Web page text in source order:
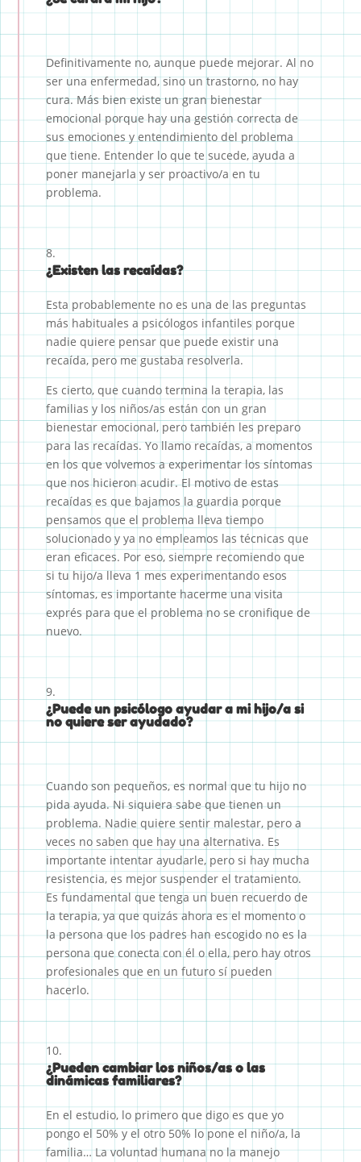
Definitivamente no, aunque puede mejorar. Al no
ser una enfermedad, sino un trastorno, no hay
cura. Más bien existe un gran bienestar
emocional porque hay una gestión correcta de
sus emociones y entendimiento del problema
que tiene. Entender lo que te sucede, ayuda a
poner manejarla y ser proactivo/a en tu
problema.
¿Existen las recaídas?
Esta probablemente no es una de las preguntas
más habituales a psicólogos infantiles porque
nadie quiere pensar que puede existir una
recaída, pero me gustaba resolverla.
Es cierto, que cuando termina la terapia, las
familias y los niños/as están con un gran
bienestar emocional, pero también les preparo
para las recaídas. Yo llamo recaídas, a momentos
en los que volvemos a experimentar los síntomas
que nos hicieron acudir. El motivo de estas
recaídas es que bajamos la guardia porque
pensamos que el problema lleva tiempo
solucionado y ya no empleamos las técnicas que
eran eficaces. Por eso, siempre recomiendo que
si tu hijo/a lleva 1 mes experimentando esos
síntomas, es importante hacerme una visita
exprés para que el problema no se cronifique de
nuevo.
¿Puede un psicólogo ayudar a mi hijo/a si
no quiere ser ayudado?
Cuando son pequeños, es normal que tu hijo no
pida ayuda. Ni siquiera sabe que tienen un
problema. Nadie quiere sentir malestar, pero a
veces no saben que hay una alternativa. Es
importante intentar ayudarle, pero si hay mucha
resistencia, es mejor suspender el tratamiento.
Es fundamental que tenga un buen recuerdo de
la terapia, ya que quizás ahora es el momento o
la persona que los padres han escogido no es la
persona que conecta con él o ella, pero hay otros
profesionales que en un futuro sí pueden
hacerlo.
¿Pueden cambiar los niños/as o las
dinámicas familiares?
En el estudio, lo primero que digo es que yo
pongo el 50% y el otro 50% lo pone el niño/a, la
familia… La voluntad humana no la manejo